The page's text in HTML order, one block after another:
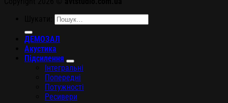
ДЕМОЗАЛ
Акустика
Підсилення
Інтегральні
Попередні
Потужності
Ресивери